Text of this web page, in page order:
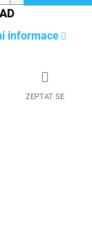
informace
ZEPTAT SE